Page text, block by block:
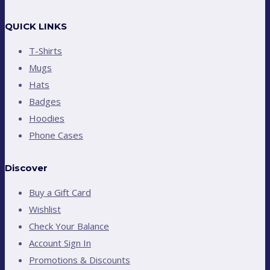
QUICK LINKS
T-Shirts
Mugs
Hats
Badges
Hoodies
Phone Cases
Discover
Buy a Gift Card
Wishlist
Check Your Balance
Account Sign In
Promotions & Discounts